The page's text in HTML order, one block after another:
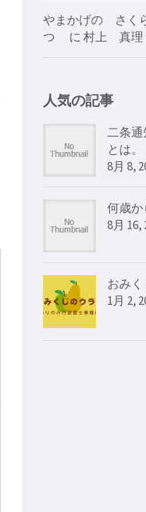
やまかげの さく
つゝ
に村上 真理
人気の記事
二条
とは。
8月 8,
何歳か
8月 16,
おみく
1月 2,